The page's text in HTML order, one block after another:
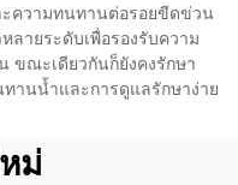
ะความทนทานต่อรอยขีดข่วน
ลายระดับเพื่อรองรับความ
ขณะเดียวกันก็ยังคงรักษา
านน้ำและการดูแลรักษาง่าย
ม่